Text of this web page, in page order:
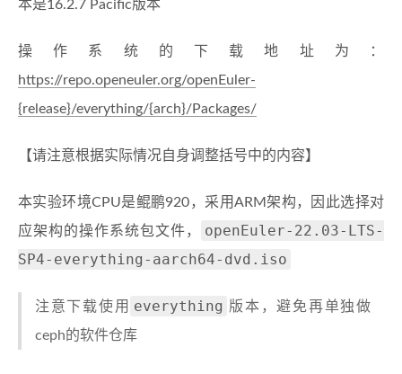
本是16.2.7 Pacific版本
操作系统的下载地址为：
https://repo.openeuler.org/openEuler-
{release}/everything/{arch}/Packages/
【请注意根据实际情况自身调整括号中的内容】
本实验环境CPU是鲲鹏920，采用ARM架构，因此选择对
应架构的操作系统包文件，
openEuler-22.03-LTS-
SP4-everything-aarch64-dvd.iso
注意下载使用 everything 版本，避免再单独做
ceph的软件仓库